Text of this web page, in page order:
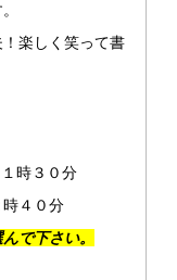
楽しく笑って書
時３０分
４０分
で下さい。